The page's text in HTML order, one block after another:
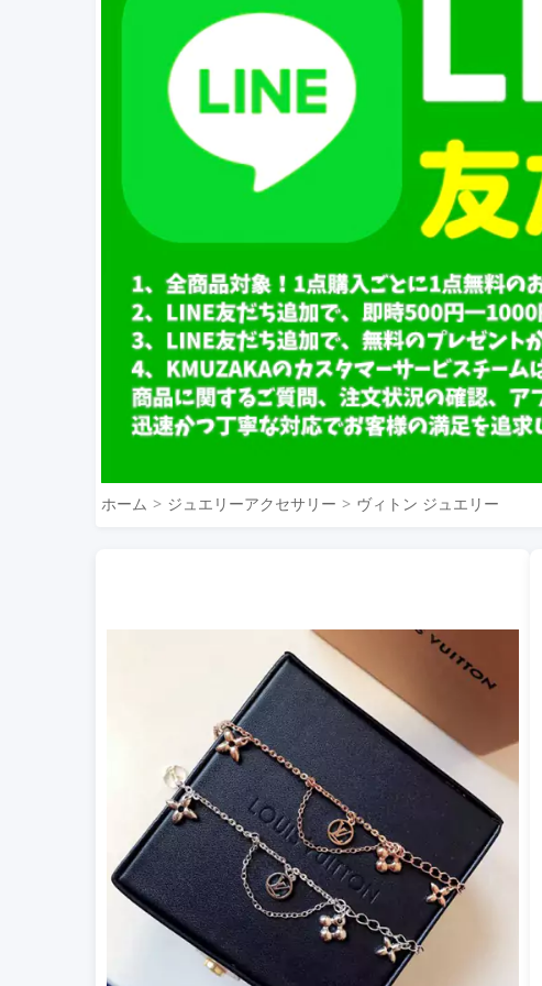
ホーム ジュエリーアクセサリー ヴィトン ジュエリー